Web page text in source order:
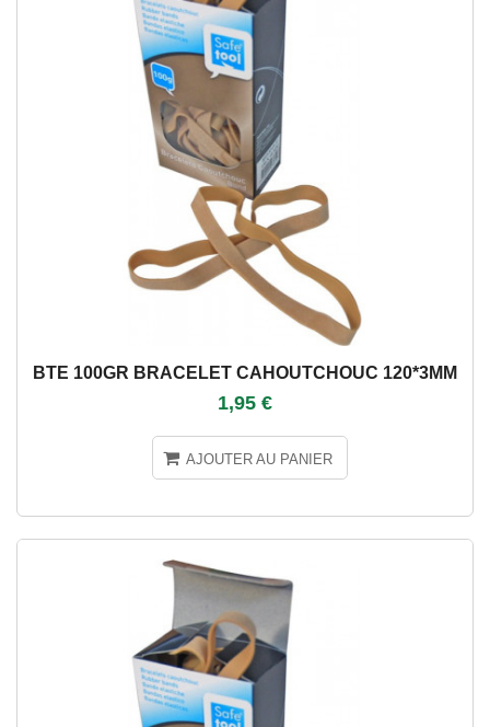
BTE 100GR BRACELET CAHOUTCHOUC 120*3MM
1,95 €
AJOUTER AU PANIER